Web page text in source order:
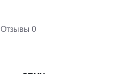
Отзывы 0